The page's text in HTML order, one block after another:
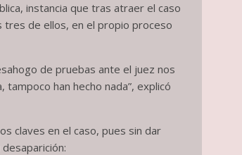
instancia que tras atraer el caso
tres de ellos, en el propio proceso
de pruebas ante el juez nos
han hecho nada”, explicó
claves en el caso, pues sin dar